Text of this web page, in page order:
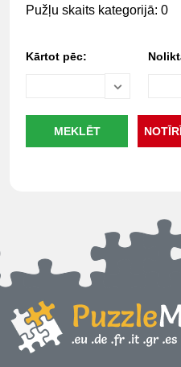
Pužļu skaits kategorijā: 0
Kārtot pēc: